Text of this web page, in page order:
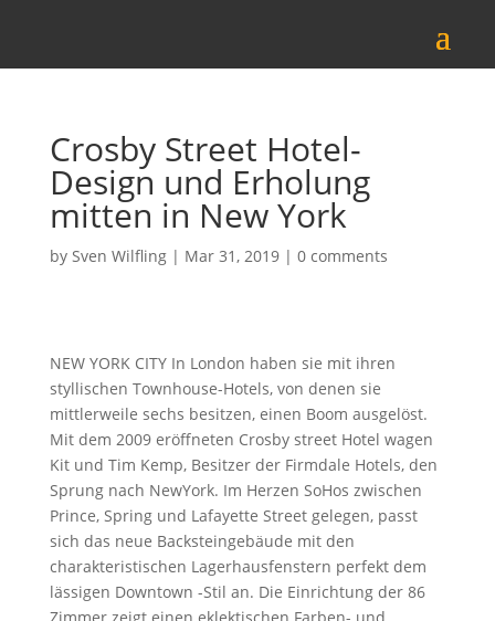
Crosby Street Hotel-
Design und Erholung
mitten in New York
by Sven Wilfling| Mar 31, 2019| 0 comments
NEW YORK CITY In London haben sie mit ihren
styllischen Townhouse-Hotels, von denen sie
mittlerweile sechs besitzen, einen Boom ausgelöst.
Mit dem 2009 eröffneten Crosby street Hotel wagen
Kit und Tim Kemp, Besitzer der Firmdale Hotels, den
Sprung nach NewYork. Im Herzen SoHos zwischen
Prince, Spring und Lafayette Street gelegen, passt
sich das neue Backsteingebäude mit den
charakteristischen Lagerhausfenstern perfekt dem
lässigen Downtown -Stil an. Die Einrichtung der 86